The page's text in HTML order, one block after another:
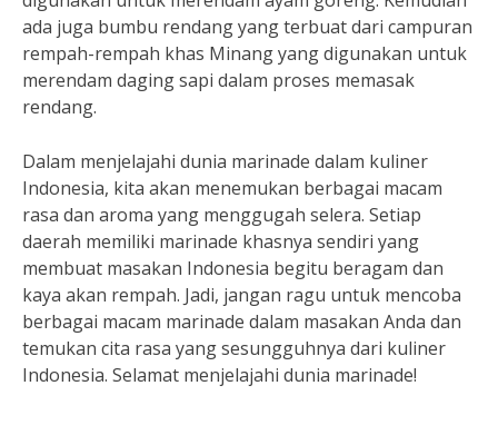
ada juga bumbu rendang yang terbuat dari campuran
rempah-rempah khas Minang yang digunakan untuk
merendam daging sapi dalam proses memasak
rendang.
Dalam menjelajahi dunia marinade dalam kuliner
Indonesia, kita akan menemukan berbagai macam
rasa dan aroma yang menggugah selera. Setiap
daerah memiliki marinade khasnya sendiri yang
membuat masakan Indonesia begitu beragam dan
kaya akan rempah. Jadi, jangan ragu untuk mencoba
berbagai macam marinade dalam masakan Anda dan
temukan cita rasa yang sesungguhnya dari kuliner
Indonesia. Selamat menjelajahi dunia marinade!